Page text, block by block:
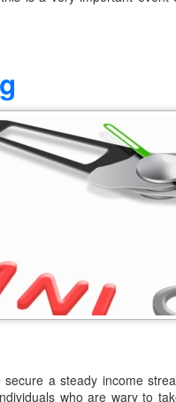
a steady income
who are wary to